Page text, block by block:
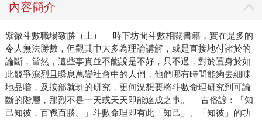
內容簡介
紫微斗數職場致勝（上） 時下坊間斗數相關書籍，實在是多的
令人無法勝數，但觀其中大多為理論講解，或是直接地付諸於的
論斷，當然，這些事實並不能說是不好，只不過，對於置身於如
此競爭淚烈且瞬息萬變社會中的人們，他們哪有時間能夠去細味
地品嚐，及按部就班的研究，更何況想要將斗數命理研究到可論
斷的階層，那烈不是一天或天天即能達成之事。 古俗諺：「知
己知彼，百戰百勝。」斗數命理即有此「知己」、「知彼」的功